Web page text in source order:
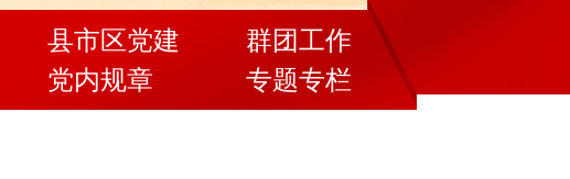
县市区党建
党内规章
群团工作
专题专栏